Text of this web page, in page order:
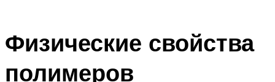
Физические свойства
полимеров